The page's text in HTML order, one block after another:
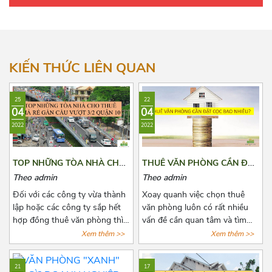
Nguyễn Trường Tộ
Ngọc Khánh
Phạm Huy Thông
KIẾN THỨC LIÊN QUAN
25
04
2022
TOP NHỮNG TÒA NHÀ CHO
THUÊ GIÁ RẺ GẦN CẦU
Theo admin
Đối với các công ty vừa thành
lập hoặc các công ty sắp hết
hợp đồng thuê văn phòng thì
việc chọn thuê văn phòng luôn
là vấn đề đáng quan tâm. Để
tìm được một văn phòng vừa
Xem thêm >>
22
04
2022
THUÊ VĂN PHÒNG CẦN ĐẶT
CỌC BAO NHIÊU?
Theo admin
Xoay quanh việc chọn thuê
văn phòng luôn có rất nhiều
vấn đề cần quan tâm và tìm
hiểu đặc biệt là các khoản chi
phí thuê, chi phí phát sinh cố
định, tiền cọc,...Chính vì vậy
Xem thêm >>
21 17